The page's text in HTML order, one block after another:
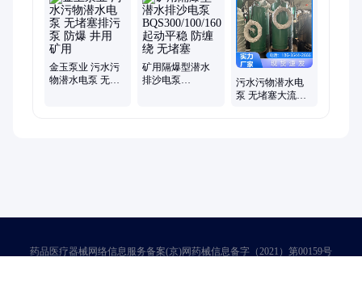
金玉泵业 污水污
物潜水电泵 无堵
矿用隔爆型潜水
排沙电泵
污水污物潜水电
泵 无堵塞大流道
药品医疗器械网络信息服务备案(京)网药械信息备字（2021）第00159号